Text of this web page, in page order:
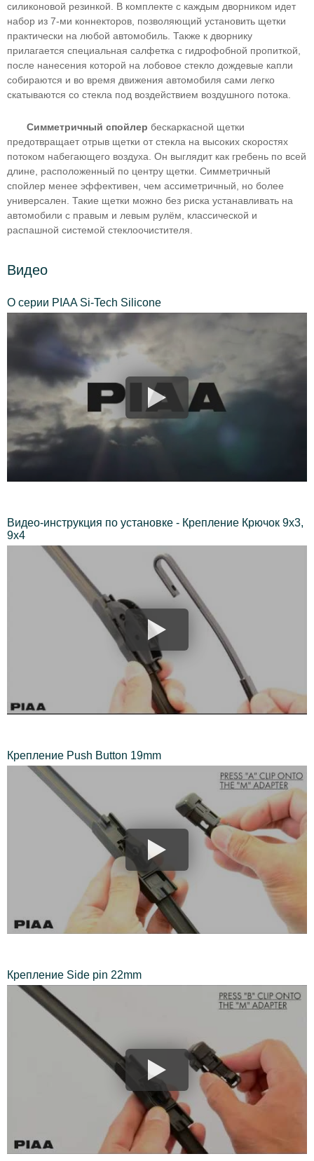
силиконовой резинкой. В комплекте с каждым дворником идет
набор из 7-ми коннекторов, позволяющий установить щетки
практически на любой автомобиль. Также к дворнику
прилагается специальная салфетка с гидрофобной пропиткой,
после нанесения которой на лобовое стекло дождевые капли
собираются и во время движения автомобиля сами легко
скатываются со стекла под воздействием воздушного потока.
Симметричный спойлер бескаркасной щетки
предотвращает отрыв щетки от стекла на высоких скоростях
потоком набегающего воздуха. Он выглядит как гребень по всей
длине, расположенный по центру щетки. Симметричный
спойлер менее эффективен, чем ассиметричный, но более
универсален. Такие щетки можно без риска устанавливать на
автомобили с правым и левым рулём, классической и
распашной системой стеклоочистителя.
Видео
О серии PIAA Si-Tech Silicone
Видео-инструкция по установке - Крепление Крючок 9x3,
9х4
Крепление Push Button 19mm
Крепление Side pin 22mm